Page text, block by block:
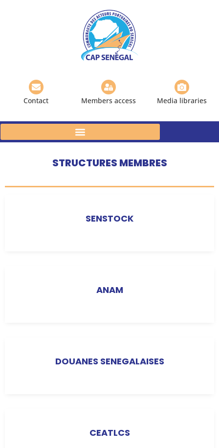
Contact Members access Media libraries
STRUCTURES MEMBRES
SENSTOCK
ANAM
DOUANES SENEGALAISES
CEATLCS